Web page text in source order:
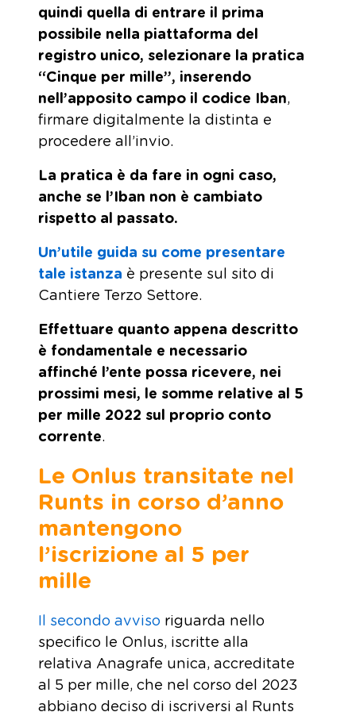
quindi quella di entrare il prima
possibile nella piattaforma del
registro unico, selezionare la pratica
“Cinque per mille”, inserendo
nell’apposito campo il codice Iban,
firmare digitalmente la distinta e
procedere all’invio.
La pratica è da fare in ogni caso,
anche se l’Iban non è cambiato
rispetto al passato.
Un’utile guida su come presentare
tale istanza è presente sul sito di
Cantiere Terzo Settore.
Effettuare quanto appena descritto
è fondamentale e necessario
affinché l’ente possa ricevere, nei
prossimi mesi, le somme relative al 5
per mille 2022 sul proprio conto
corrente.
Le Onlus transitate nel
Runts in corso d’anno
mantengono
l’iscrizione al 5 per
mille
Il secondo avviso riguarda nello
specifico le Onlus, iscritte alla
relativa Anagrafe unica, accreditate
al 5 per mille, che nel corso del 2023
abbiano deciso di iscriversi al Runts